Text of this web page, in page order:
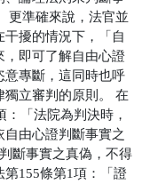
更準確來說，法官並
擾的情況下，「自
，即可了解自由心證
意專斷，這同時也呼
立審判的原則。
在
：「 法院為判決時，
由心證判斷事實之
斷事實之真偽，不得
155條第1項：「 證